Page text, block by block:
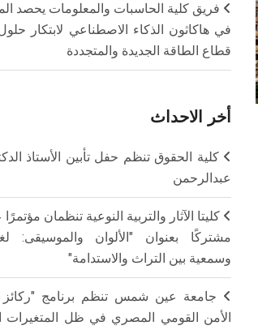
فريق كلية الحاسبات والمعلومات يحصد
في هاكاثون الذكاء الاصطناعي لابتكار
قطاع الطاقة الجديدة والمتجددة
أخر الاحداث
كلية الحقوق تنظم حفل تأبين الأستاذ
عبدالرحمن
كليتا الآثار والتربية النوعية تنظمان مؤتمرًا
مشتركًا بعنوان "الألوان والموسيقى:
وسمعية بين التراث والاستدامة"
جامعة عين شمس تنظم برنامج
الأمن القومي المصري في ظل المتغيرات